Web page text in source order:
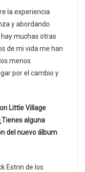
la experiencia
y abordando
muchas otras
de mi vida me han
menos
por el cambio y
Little Village
alguna
del nuevo álbum
Estrin de los